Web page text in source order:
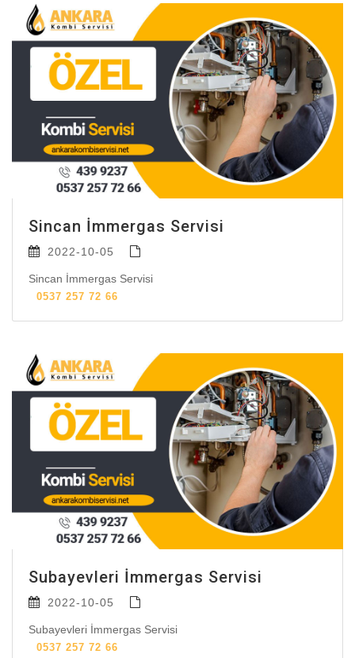
Sincan İmmergas Servisi
2022-10-05
Sincan İmmergas Servisi
0537 257 72 66
Subayevleri İmmergas Servisi
2022-10-05
Subayevleri İmmergas Servisi
0537 257 72 66